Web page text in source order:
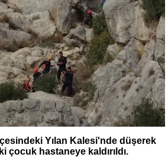
Yılan Kalesi'nde düşerek
çocuk hastaneye kaldırıldı.